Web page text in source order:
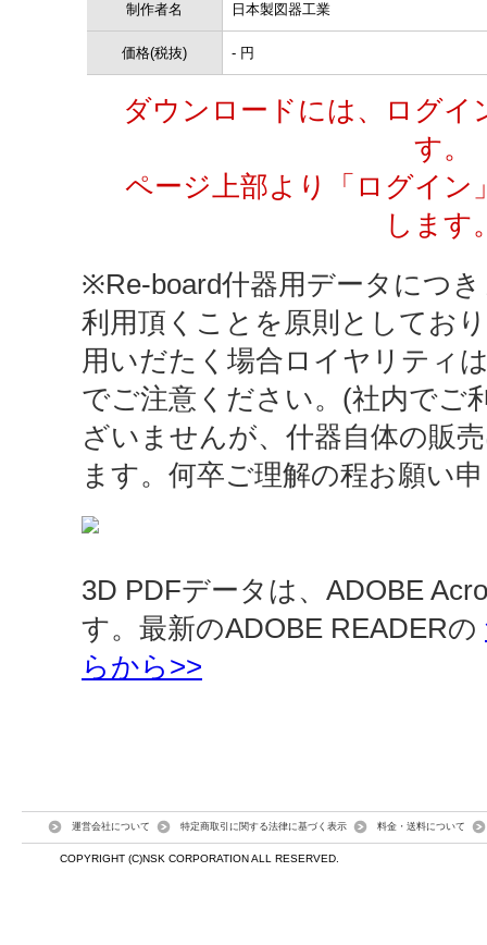
制作者名 日本製図器工業
価格(税抜) - 円
ダウンロードには、ログイ
す。
ページ上部より「ログイン
します
※Re-board什器用データにつ
利用頂くことを原則としてお
用いだたく場合ロイヤリティ
でご注意ください。(社内でご
ざいませんが、什器自体の販
ます。何卒ご理解の程お願い
3D PDFデータは、ADOBE
す。最新のADOBE READERの
らから>>
運営会社について 特定商取引に関する法律に基づく表示 料金・送料について
COPYRIGHT (C)NSK CORPORATION ALL RESERVED.